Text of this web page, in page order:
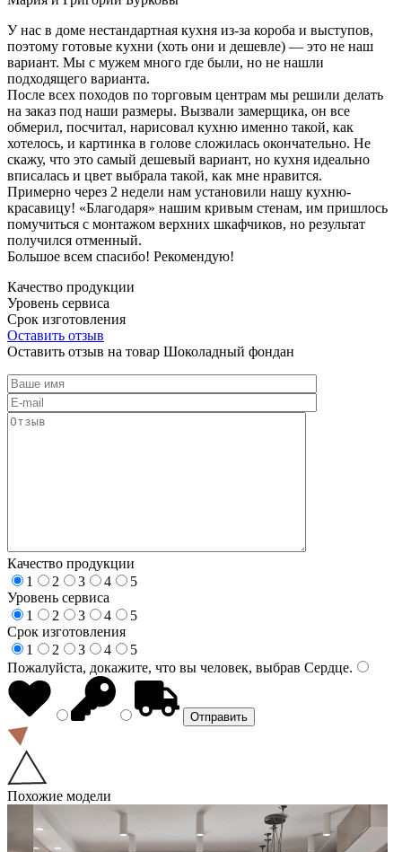
У нас в доме нестандартная кухня из-за короба и выступов,
поэтому готовые кухни (хоть они и дешевле) — это не наш
вариант. Мы с мужем много где были, но не нашли
подходящего варианта.
После всех походов по торговым центрам мы решили делать
на заказ под наши размеры. Вызвали замерщика, он все
обмерил, посчитал, нарисовал кухню именно такой, как
хотелось, и картинка в голове сложилась окончательно. Не
скажу, что это самый дешевый вариант, но кухня идеально
вписалась и цвет выбрала такой, как мне нравится.
Примерно через 2 недели нам установили нашу кухню-
красавицу! «Благодаря» нашим кривым стенам, им пришлось
помучиться с монтажом верхних шкафчиков, но результат
получился отменный.
Большое всем спасибо! Рекомендую!
Качество продукции
Уровень сервиса
Срок изготовления
Оставить отзыв
Оставить отзыв на товар Шоколадный фондан
Качество продукции
1
2 3 4
5
Уровень сервиса
1
2 3 4
5
Срок изготовления
1
2 3 4
5
Пожалуйста, докажите, что вы человек, выбрав Сердце.
Похожие модели